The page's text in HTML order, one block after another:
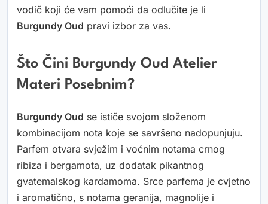
vodič koji će vam pomoći da odlučite je li
Burgundy Oud pravi izbor za vas.
Što Čini Burgundy Oud Atelier
Materi Posebnim?
Burgundy Oud se ističe svojom složenom
kombinacijom nota koje se savršeno nadopunjuju.
Parfem otvara svježim i voćnim notama crnog
ribiza i bergamota, uz dodatak pikantnog
gvatemalskog kardamoma. Srce parfema je cvjetno
i aromatično, s notama geranija, magnolije i